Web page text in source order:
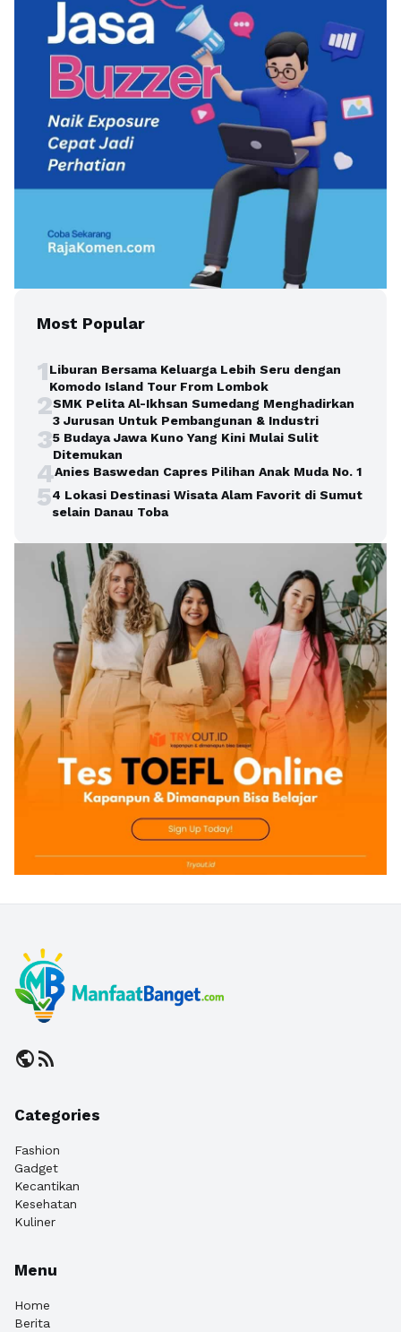
Most Popular
1Liburan Bersama Keluarga Lebih Seru dengan
Komodo Island Tour From Lombok
2SMK Pelita Al-Ikhsan Sumedang Menghadirkan
3 Jurusan Untuk Pembangunan & Industri
35 Budaya Jawa Kuno Yang Kini Mulai Sulit
Ditemukan
4Anies Baswedan Capres Pilihan Anak Muda No. 1
54 Lokasi Destinasi Wisata Alam Favorit di Sumut
selain Danau Toba
publicrss_feed
Categories
Fashion
Gadget
Kecantikan
Kesehatan
Kuliner
Menu
Home
Berita